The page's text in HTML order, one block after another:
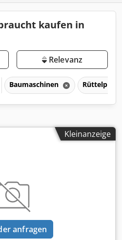
kaufen in
Relevanz
Baumaschinen
Kleinanzeige
anfragen